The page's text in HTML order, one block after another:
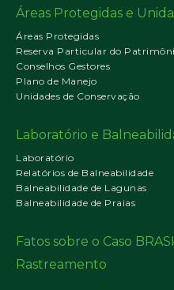
Áreas Protegidas e
Áreas Protegidas
Reserva Particular do
Conselhos Gestores
Plano de Manejo
Unidades de Conservação
Laboratório e
Laboratório
Relatórios de Balneabilidade
Balneabilidade de Lagunas
Balneabilidade de Praias
Fatos sobre o Caso
Rastreamento